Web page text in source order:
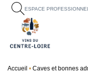
ESPACE PROFESSIONNEL
Accueil Caves et bonnes